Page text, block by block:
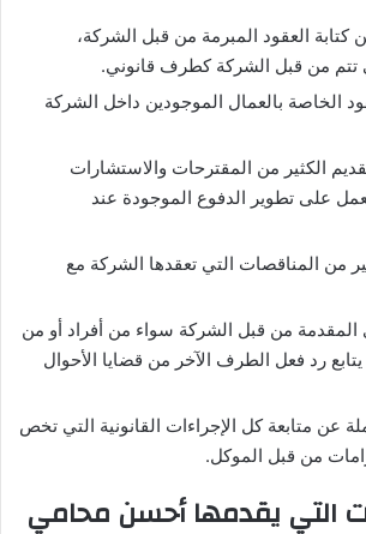
كتابة العقود المبرمة من قبل الشركة،
تتم من قبل الشركة كطرف قانوني.
الخاصة بالعمال الموجودين داخل الشركة
الكثير من المقترحات والاستشارات
تعمل على تطوير الدفوع الموجودة عند
من المناقصات التي تعقدها الشركة مع
المقدمة من قبل الشركة سواء من أفراد أو من
رد فعل الطرف الآخر من قضايا الأحوال
عن متابعة كل الإجراءات القانونية التي تخص
من قبل الموكل.
التي يقدمها أحسن محامي